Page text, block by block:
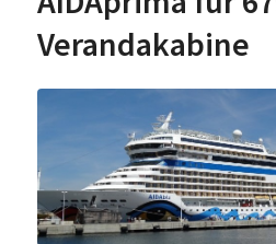
Verandakabine